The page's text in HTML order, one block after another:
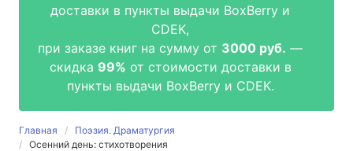
доставки в пункты выдачи BoxBerry и
CDEK,
при заказе книг на сумму от 3000 руб. —
скидка 99% от стоимости доставки в
пункты выдачи BoxBerry и CDEK.
Главная
Поэзия. Драматургия
Осенний день: стихотворения